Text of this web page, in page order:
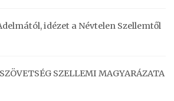
idézet a Névtelen Szellemtől
SZELLEMI MAGYARÁZATA